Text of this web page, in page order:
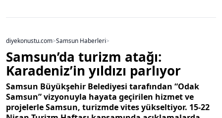
diyekonustu.com>Samsun Haberleri>
Samsun’da turizm atağı:
Karadeniz’in yıldızı parlıyor
Samsun Büyükşehir Belediyesi tarafından “Odak
Samsun” vizyonuyla hayata geçirilen hizmet ve
projelerle Samsun, turizmde vites yükseltiyor. 15-22